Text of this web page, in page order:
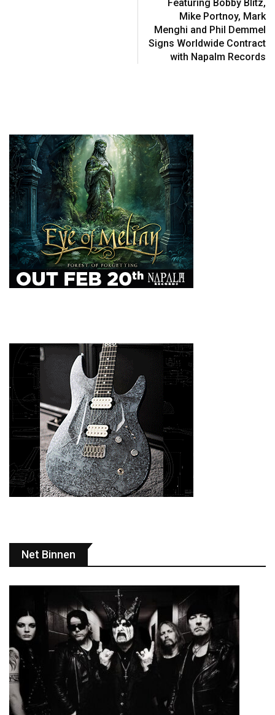
Featuring Bobby Blitz,
Mike Portnoy, Mark
Menghi and Phil Demmel
Signs Worldwide Contract
with Napalm Records
Net Binnen